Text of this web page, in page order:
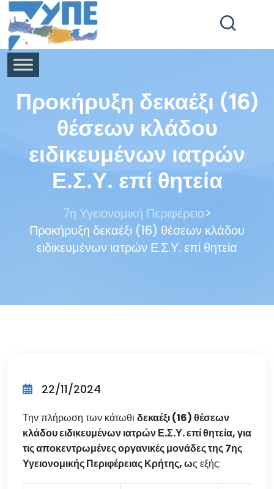
End Header Section -->
Προκήρυξη δεκαέξι (16)
θέσεων κλάδου
ειδικευμένων ιατρών
Ε.Σ.Υ. επί θητεία
7η Υγειονομική Περιφέρεια>
Προκήρυξη δεκαέξι (16) θέσεων κλάδου
ειδικευμένων ιατρών Ε.Σ.Υ. επί θητεία
22/11/2024
Την πλήρωση των κάτωθι δεκαέξι (16) θέσεων
κλάδου ειδικευμένων ιατρών Ε.Σ.Υ. επί θητεία, για
τις αποκεντρωμένες οργανικές μονάδες της 7ης
Υγειονομικής Περιφέρειας Κρήτης, ως εξής: